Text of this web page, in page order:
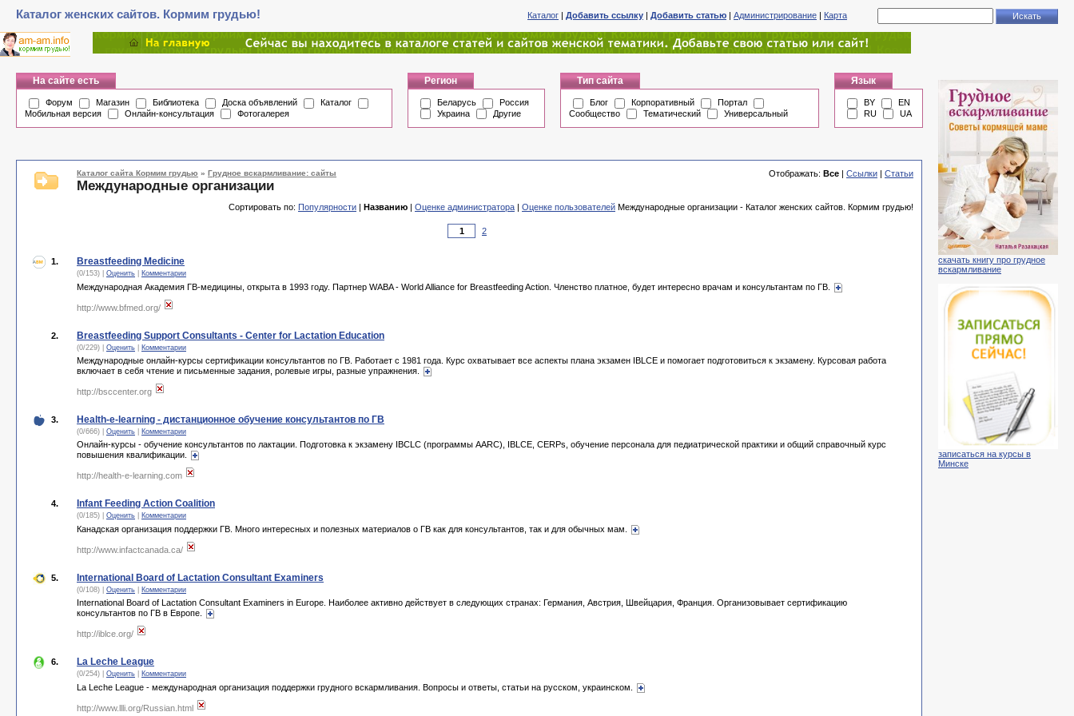
Каталог женских сайтов. Кормим грудью! Каталог | Добавить ссылку | Добавить статью | Администрирование | Карта
На сайте есть
Форум Магазин Библиотека Доска объявлений
Каталог
Мобильная версия
Онлайн-консультация Фотогалерея
Регион
Беларусь
Россия
Украина
Другие
Тип сайта
Блог Корпоративный
Портал
Сообщество
Тематический Универсальный
Язык
BY
EN
RU
UA
Каталог сайта Кормим грудью » Грудное вскармливание: сайты Отображать: Все | Ссылки | Статьи
Международные организации
Сортировать по: Популярности | Названию | Оценке администратора | Оценке пользователей Международные организации - Каталог женских сайтов. Кормим грудью!
2
1. Breastfeeding Medicine
(0/153) | Оценить Комментарии
Международная Академия ГВ-медицины, открыта в 1993 году. Партнер WABA - World Alliance for Breastfeeding Action. Членство платное, будет интересно врачам и консультантам по ГВ.
http://www.bfmed.org/
2. Breastfeeding Support Consultants - Center for Lactation Education
(0/229) | Оценить Комментарии
Международные онлайн-курсы сертификации консультантов по ГВ. Работает с 1981 года. Курс охватывает все аспекты плана экзамен IBLCE и помогает подготовиться к экзамену. Курсовая работа
включает в себя чтение и письменные задания, ролевые игры, разные упражнения.
http://bsccenter.org
3. Health-e-learning - дистанционное обучение консультантов по ГВ
(0/666) | Оценить Комментарии
Онлайн-курсы - обучение консультантов по лактации. Подготовка к экзамену IBCLC (программы AARC), IBLCE, CERPs, обучение персонала для педиатрической практики и общий справочный курс
повышения квалификации.
http://health-e-learning.com
4. Infant Feeding Action Coalition
(0/185) | Оценить Комментарии
Канадская организация поддержки ГВ. Много интересных и полезных материалов о ГВ как для консультантов, так и для обычных мам.
http://www.infactcanada.ca/
5. International Board of Lactation Consultant Examiners
(0/108) | Оценить Комментарии
International Board of Lactation Consultant Examiners in Europe. Наиболее активно действует в следующих странах: Германия, Австрия, Швейцария, Франция. Организовывает сертификацию
консультантов по ГВ в Европе.
http://iblce.org/
6. La Leche League
(0/254) | Оценить Комментарии
La Leche League - международная организация поддержки грудного вскармливания. Вопросы и ответы, статьи на русском, украинском.
http://www.llli.org/Russian.html
скачать книгу про грудное
вскармливание
записаться на курсы в
Минске